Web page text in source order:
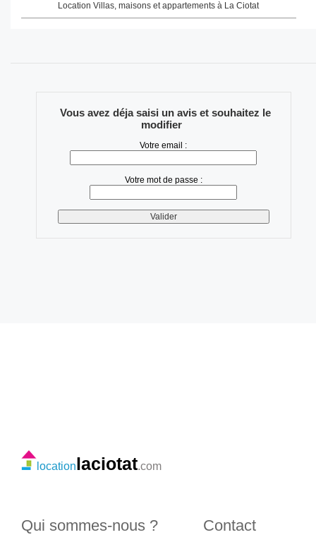
Location Villas, maisons et appartements à La Ciotat
Vous avez déja saisi un avis et souhaitez le
modifier
Votre email :
Votre mot de passe :
locationlaciotat.com
Qui sommes-nous ? Contact